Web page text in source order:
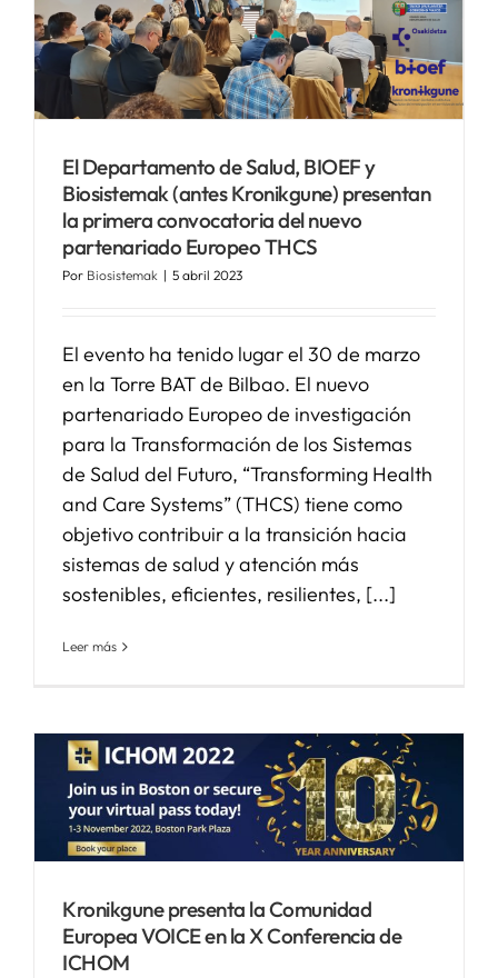
El Departamento de Salud, BIOEF y
Biosistemak (antes Kronikgune) presentan
la primera convocatoria del nuevo
partenariado Europeo THCS
Por Biosistemak | 5 abril 2023
El evento ha tenido lugar el 30 de marzo
en la Torre BAT de Bilbao. El nuevo
partenariado Europeo de investigación
para la Transformación de los Sistemas
de Salud del Futuro, “Transforming Health
and Care Systems” (THCS) tiene como
objetivo contribuir a la transición hacia
sistemas de salud y atención más
sostenibles, eficientes, resilientes, [...]
Leer más
Kronikgune presenta la Comunidad
Europea VOICE en la X Conferencia de
ICHOM